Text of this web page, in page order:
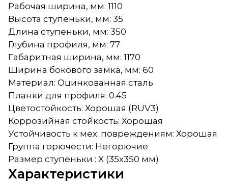
Рабочая ширина, мм: 1110
Высота ступеньки, мм: 35
Длина ступеньки, мм: 350
Глубина профиля, мм: 77
Габаритная ширина, мм: 1170
Ширина бокового замка, мм: 60
Материал: Оцинкованная сталь
Планки для профиля: 0.45
Цветостойкость: Хорошая (RUV3)
Коррозийная стойкость: Хорошая
Устойчивость к мех. повреждениям: Хорошая
Группа горючести: Негорючие
Размер ступеньки : X (35x350 мм)
Характеристики